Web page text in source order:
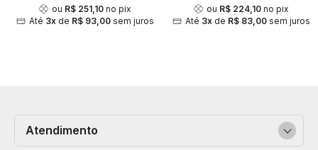
ou R$ 251,10 no pix
Até 3x de R$ 93,00 sem juros
ou R$ 224,10 no pix
Até 3x de R$ 83,00 sem juros
Atendimento